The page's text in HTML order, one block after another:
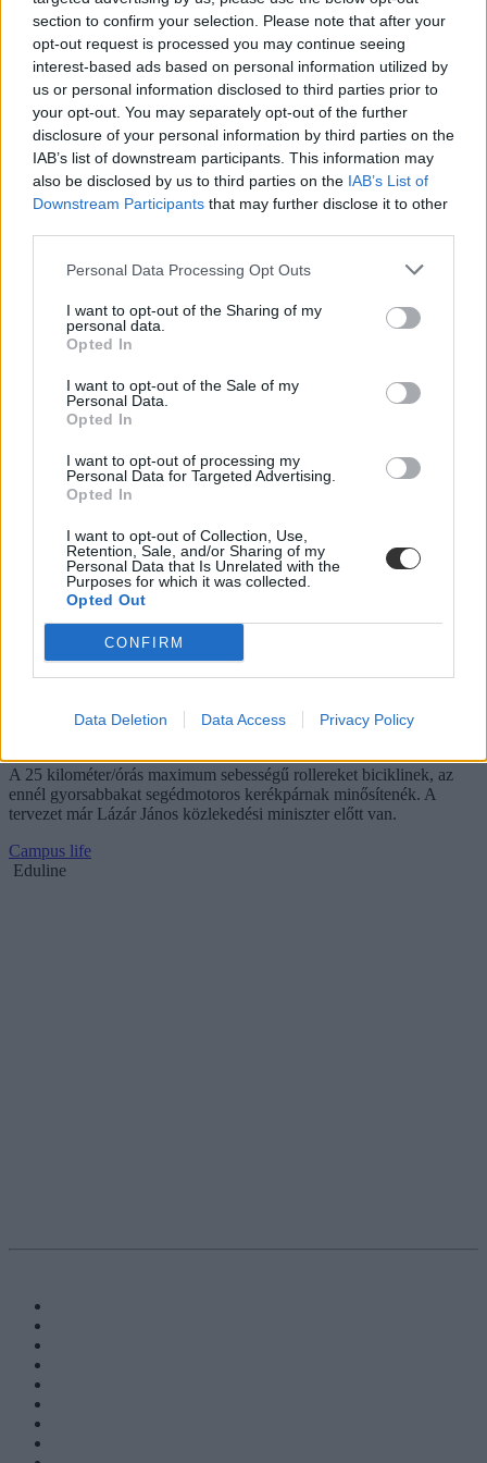
section to confirm your selection. Please note that after your
opt-out request is processed you may continue seeing
interest-based ads based on personal information utilized by
us or personal information disclosed to third parties prior to
your opt-out. You may separately opt-out of the further
disclosure of your personal information by third parties on the
IAB’s list of downstream participants. This information may
also be disclosed by us to third parties on the IAB’s List of
Downstream Participants that may further disclose it to other
Personal Data Processing Opt Outs
I want to opt-out of the Sharing of my
personal data.
Opted In
I want to opt-out of the Sale of my
Personal Data.
Opted In
I want to opt-out of processing my
Personal Data for Targeted Advertising.
Opted In
I want to opt-out of Collection, Use,
Retention, Sale, and/or Sharing of my
Personal Data that Is Unrelated with the
Purposes for which it was collected.
Opted Out
CONFIRM
Data Deletion Data Access Privacy Policy
Campus life
Palotás Zsuzsanna
Világbajnok motorversenyző is segít az új KRESZ
összeállításában
Az elektromos rollerek mellett a motorkerékpárok használatának
szabályozását is meg szeretnék változtatni.
Gál Luca
Átírhatják a KRESZ-t az elektromos rollerek miatt
A 25 kilométer/órás maximum sebességű rollereket biciklinek, az
ennél gyorsabbakat segédmotoros kerékpárnak minősítenék. A
tervezet már Lázár János közlekedési miniszter előtt van.
Campus life
Eduline